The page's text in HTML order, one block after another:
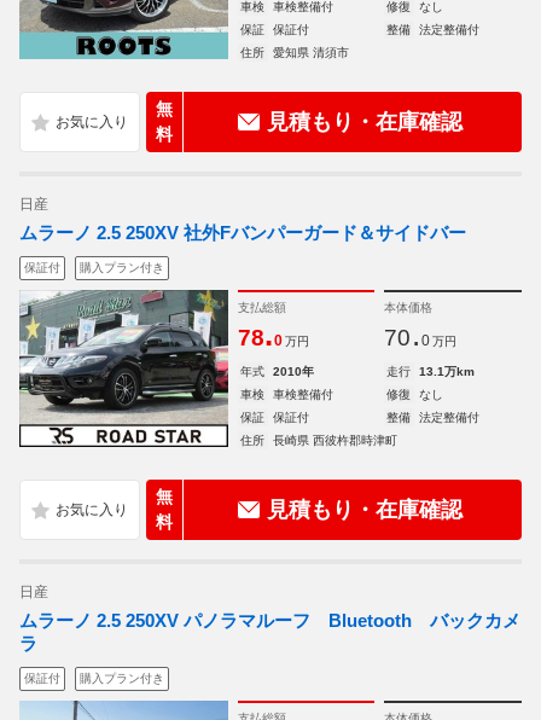
車検
車検整備付 修復
なし
保証
保証付 整備
法定整備付
住所
愛知県 清須市
無
料
見積もり・在庫確認
日産
ムラーノ 2.5 250XV 社外Fバンパーガード＆サイドバー
保証付 購入プラン付き
支払総額
78.0 万円
本体価格
70. 0 万円
年式 2010年 走行
13.1万km
車検
車検整備付 修復
なし
保証
保証付 整備
法定整備付
住所
長崎県 西彼杵郡時津町
無
料
見積もり・在庫確認
日産
ムラーノ 2.5 250XV パノラマルーフ Bluetooth バックカメ
ラ
保証付 購入プラン付き